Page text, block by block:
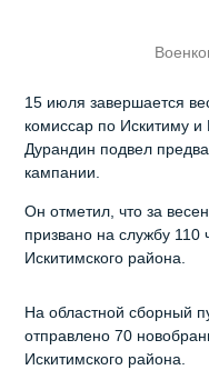
15 июля завершается
комиссар по Искитиму
Дурандин подвел
кампании.
Он отметил, что за
призвано на службу 110
Искитимского района.
На областной сборный
отправлено 70
Искитимского района.